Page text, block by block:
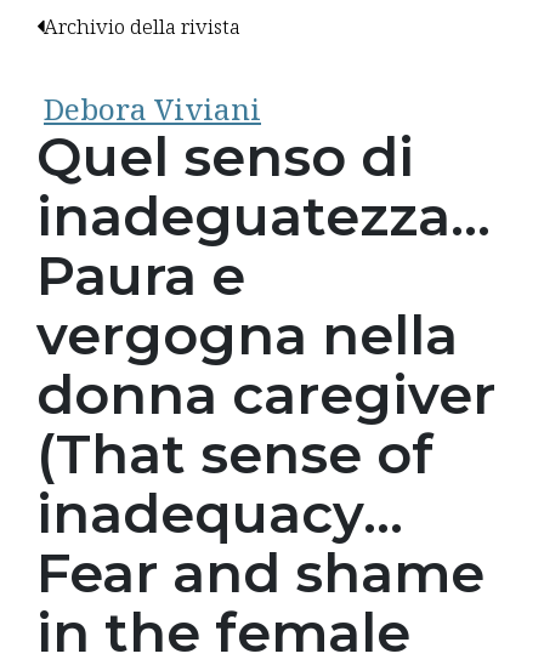
Archivio della rivista
Debora Viviani
Quel senso di
inadeguatezza…
Paura e
vergogna nella
donna caregiver
(That sense of
inadequacy...
Fear and shame
in the female